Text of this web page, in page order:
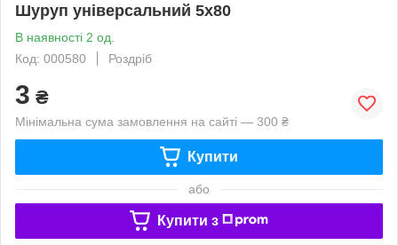
Шуруп універсальний 5х80
В наявності 2 од.
Код: 000580
Роздріб
3 ₴
Мінімальна сума замовлення на сайті — 300 ₴
Купити
або
Купити з